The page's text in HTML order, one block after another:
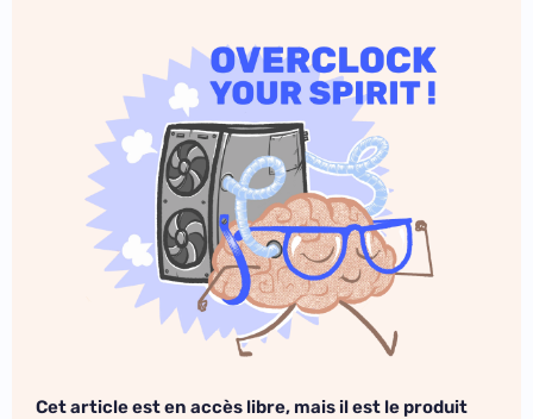
Cet article est en accès libre, mais il est le produit